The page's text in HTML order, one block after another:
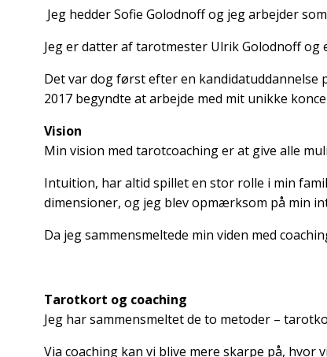
Jeg hedder Sofie Golodnoff og jeg arbejder som
Jeg er datter af tarotmester Ulrik Golodnoff
Det var dog først efter en kandidatuddannelse
2017 begyndte at arbejde med mit unikke
Vision
Min vision med tarotcoaching er at give alle
Intuition, har altid spillet en stor rolle i min
dimensioner, og jeg blev opmærksom på min
Da jeg sammensmeltede min viden med
Tarotkort og coaching
Jeg har sammensmeltet de to metoder –
Via coaching kan vi blive mere skarpe på,